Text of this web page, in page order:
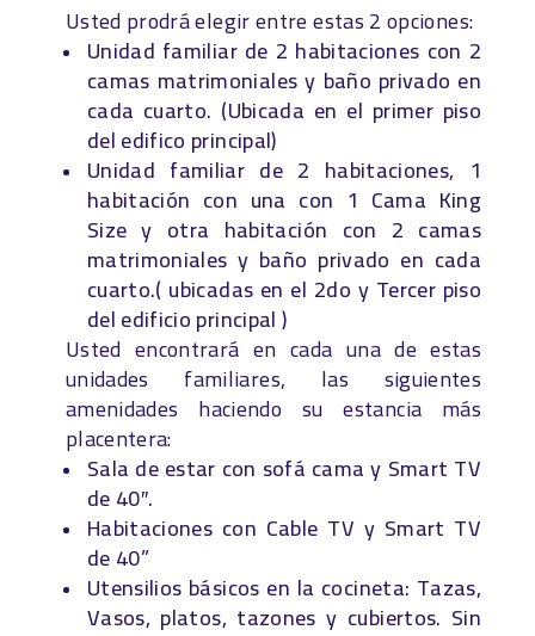
Usted prodrá elegir entre estas 2 opciones:
Unidad familiar de 2 habitaciones con 2
camas matrimoniales y baño privado en
cada cuarto. (Ubicada en el primer piso
del edifico principal)
Unidad familiar de 2 habitaciones, 1
habitación con una con 1 Cama King
Size y otra habitación con 2 camas
matrimoniales y baño privado en cada
cuarto.( ubicadas en el 2do y Tercer piso
del edificio principal )
Usted encontrará en cada una de estas
unidades familiares, las siguientes
amenidades haciendo su estancia más
placentera:
Sala de estar con sofá cama y Smart TV
de 40″.
Habitaciones con Cable TV y Smart TV
de 40”
Utensilios básicos en la cocineta: Tazas,
Vasos, platos, tazones y cubiertos. Sin